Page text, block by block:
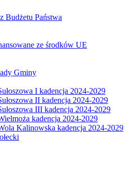
Budżetu Państwa
ze środków UE
Gminy
I kadencja 2024-2029
II kadencja 2024-2029
III kadencja 2024-2029
kadencja 2024-2029
Kalinowska kadencja 2024-2029